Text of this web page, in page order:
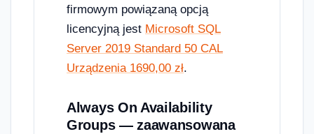
firmowym powiązaną opcją
licencyjną jest Microsoft SQL
Server 2019 Standard 50 CAL
Urządzenia 1690,00 zł.
Always On Availability
Groups — zaawansowana